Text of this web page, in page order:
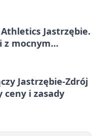
Jastrzębie.
z mocnym
Jastrzębie-Zdrój
ceny i zasady